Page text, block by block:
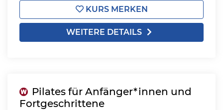
KURS MERKEN
WEITERE DETAILS
Pilates für Anfänger*innen und
Fortgeschrittene